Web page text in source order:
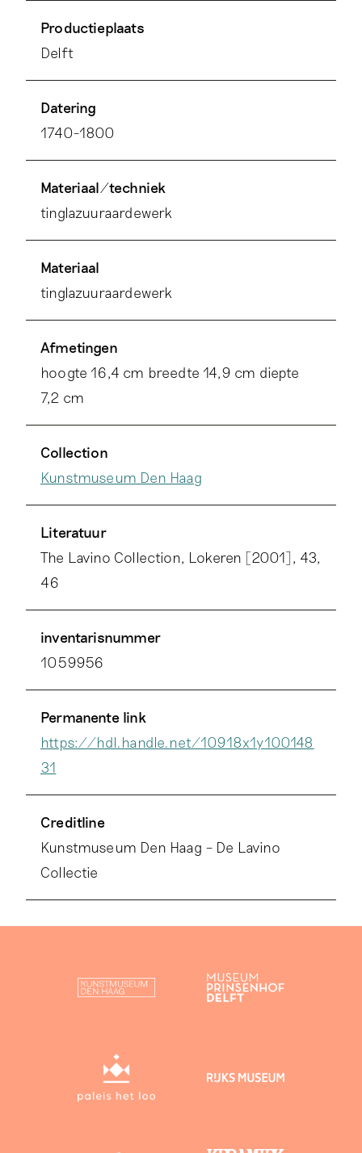
Productieplaats
Delft
Datering
1740-1800
Materiaal/techniek
tinglazuuraardewerk
Materiaal
tinglazuuraardewerk
Afmetingen
hoogte 16,4 cm breedte 14,9 cm diepte
7,2 cm
Collection
Kunstmuseum Den Haag
Literatuur
The Lavino Collection, Lokeren [2001], 43,
46
inventarisnummer
1059956
Permanente link
https://hdl.handle.net/10918x1y100148
31
Creditline
Kunstmuseum Den Haag – De Lavino
Collectie